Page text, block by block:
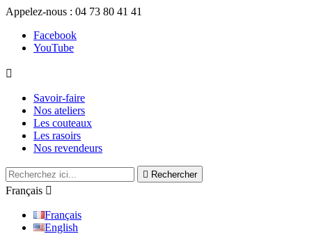
Appelez-nous : 04 73 80 41 41
Facebook
YouTube

Savoir-faire
Nos ateliers
Les couteaux
Les rasoirs
Nos revendeurs
 Rechercher
Français 
Français
English